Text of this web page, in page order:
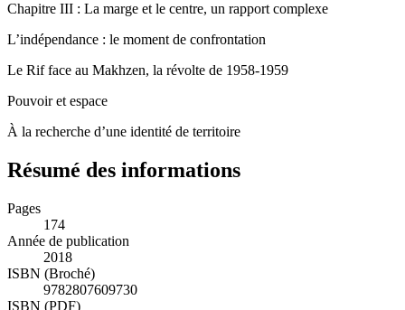
Chapitre III : La marge et le centre, un rapport complexe
L’indépendance : le moment de confrontation
Le Rif face au Makhzen, la révolte de 1958-1959
Pouvoir et espace
À la recherche d’une identité de territoire
Résumé des informations
Pages
174
Année de publication
2018
ISBN (Broché)
9782807609730
ISBN (PDF)